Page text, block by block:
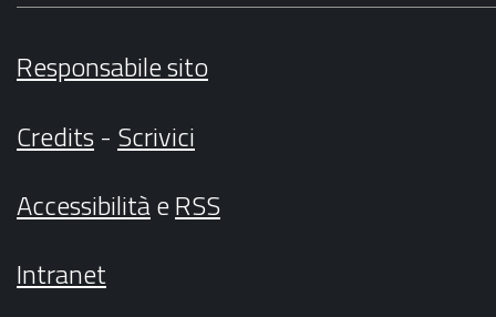
Responsabile sito
Credits- Scrivici
AccessibilitàeRSS
Intranet